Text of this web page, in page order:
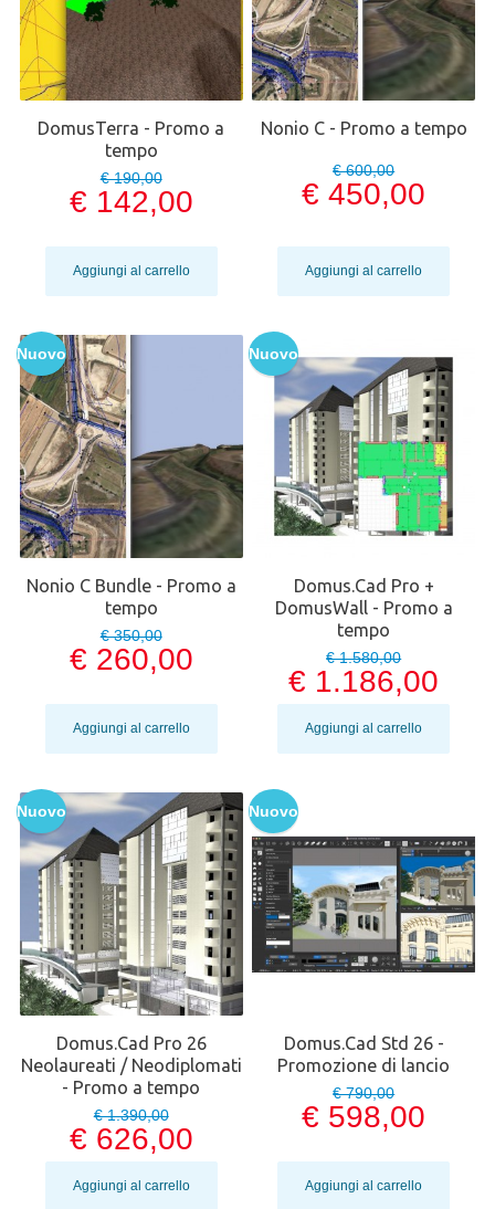
DomusTerra - Promo a
tempo
€ 190,00
€ 142,00
Aggiungi al carrello
Nonio C - Promo a tempo
€ 600,00
€ 450,00
Aggiungi al carrello
Nuovo
Nonio C Bundle - Promo a
tempo
€ 350,00
€ 260,00
Aggiungi al carrello
Nuovo
Domus.Cad Pro +
DomusWall - Promo a
tempo
€ 1.580,00
€ 1.186,00
Aggiungi al carrello
Nuovo
Domus.Cad Pro 26
Neolaureati / Neodiplomati
- Promo a tempo
€ 1.390,00
€ 626,00
Aggiungi al carrello
Nuovo
Domus.Cad Std 26 -
Promozione di lancio
€ 790,00
€ 598,00
Aggiungi al carrello